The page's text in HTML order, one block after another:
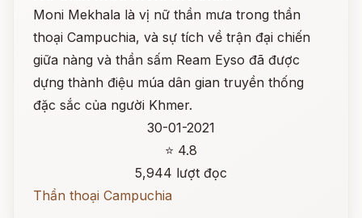
Moni Mekhala là vị nữ thần mưa trong thần
thoại Campuchia, và sự tích về trận đại chiến
giữa nàng và thần sấm Ream Eyso đã được
dựng thành điệu múa dân gian truyền thống
đặc sắc của người Khmer.
30-01-2021
⭐ 4.8
5,944 lượt đọc
Thần thoại Campuchia